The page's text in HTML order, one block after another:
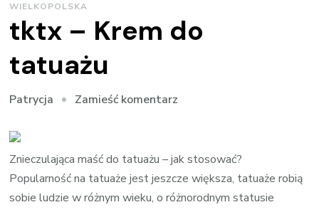
WIELKOPOLSKA
tktx – Krem do
tatuażu
Patrycja Zamieść komentarz
–
Krem
do
Znieczulająca maść do tatuażu – jak stosować?
Popularność na tatuaże jest jeszcze większa, tatuaże robią
sobie ludzie w różnym wieku, o różnorodnym statusie